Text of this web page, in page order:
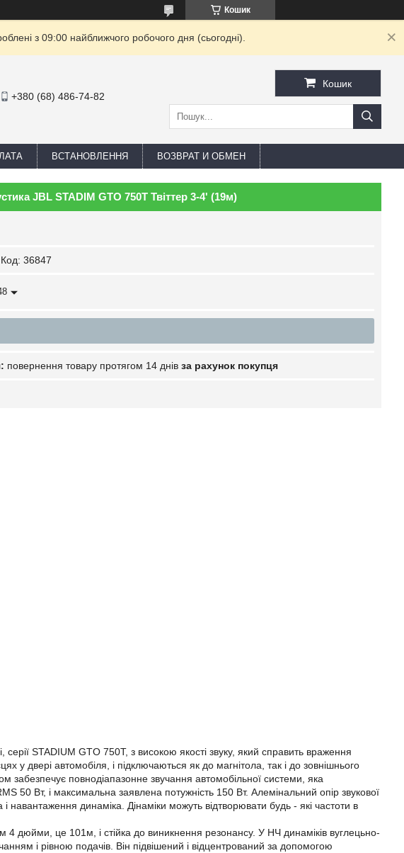
Кошик
з 09:00 найближчого робочого дня (сьогодні).
+380 (68) 486-74-82
Кошик
ВСТАНОВЛЕННЯ ВОЗВРАТ И ОБМЕН
JBL STADIM GTO 750T Твіттер 3-4' (19м)
Код: 36847
повернення товару протягом 14 днів за рахунок покупця
STADIUM GTO 750T, з високою якості звуку, який справить враження
у двері автомобіля, і підключаються як до магнітола, так і до зовнішнього
забезпечує повнодіапазонне звучання автомобільної системи, яка
50 Вт, і максимальна заявлена потужність 150 Вт. Алемінальний опір звукової
динаміка. Дінаміки можуть відтворювати будь - які частоти в
дюйми, це 101м, і стійка до виникнення резонансу. У НЧ динаміків вуглецьно-
і рівною подачів. Він підвішений і відцентрований за допомогою